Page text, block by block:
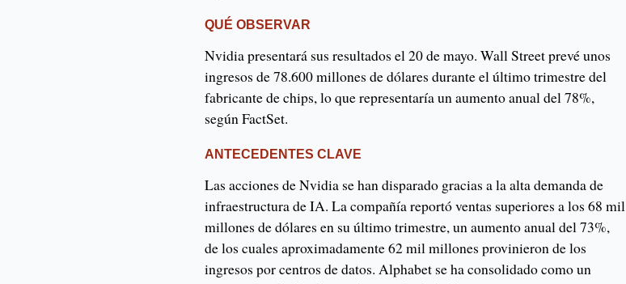
QUÉ OBSERVAR
Nvidia presentará sus resultados el 20 de mayo. Wall Street prevé unos
ingresos de 78.600 millones de dólares durante el último trimestre del
fabricante de chips, lo que representaría un aumento anual del 78%,
según FactSet.
ANTECEDENTES CLAVE
Las acciones de Nvidia se han disparado gracias a la alta demanda de
infraestructura de IA. La compañía reportó ventas superiores a los 68 mil
millones de dólares en su último trimestre, un aumento anual del 73%,
de los cuales aproximadamente 62 mil millones provinieron de los
ingresos por centros de datos. Alphabet se ha consolidado como un